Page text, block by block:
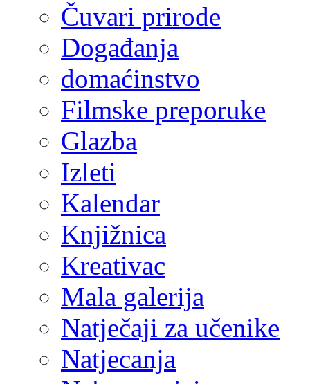
Čuvari prirode
Događanja
domaćinstvo
Filmske preporuke
Glazba
Izleti
Kalendar
Knjižnica
Kreativac
Mala galerija
Natječaji za učenike
Natjecanja